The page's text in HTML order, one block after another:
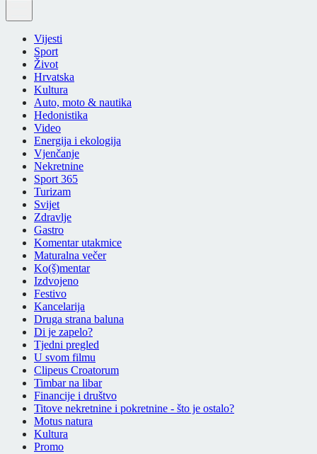
Vijesti
Sport
Život
Hrvatska
Kultura
Auto, moto & nautika
Hedonistika
Video
Energija i ekologija
Vjenčanje
Nekretnine
Sport 365
Turizam
Svijet
Zdravlje
Gastro
Komentar utakmice
Maturalna večer
Ko(š)mentar
Izdvojeno
Festivo
Kancelarija
Druga strana baluna
Di je zapelo?
Tjedni pregled
U svom filmu
Clipeus Croatorum
Timbar na libar
Financije i društvo
Titove nekretnine i pokretnine - što je ostalo?
Motus natura
Kultura
Promo